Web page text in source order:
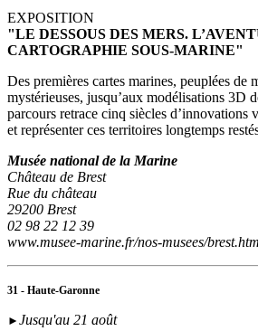
EXPOSITION
"LE DESSOUS DES MERS.
CARTOGRAPHIE SOUS-MARINE"
Des premières cartes marines, peuplées de
mystérieuses, jusqu’aux modélisations 3D
parcours retrace cinq siècles d’innovations
et représenter ces territoires longtemps
Musée national de la Marine
Château de Brest
Rue du château
29200 Brest
02 98 22 12 39
www.musee-marine.fr/nos-musees/
31 - Haute-Garonne
► Jusqu'au 21 août